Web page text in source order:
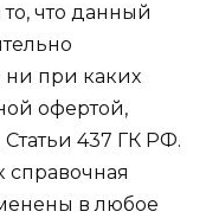
что данный
при каких
офертой,
437 ГК РФ.
справочная
в любое